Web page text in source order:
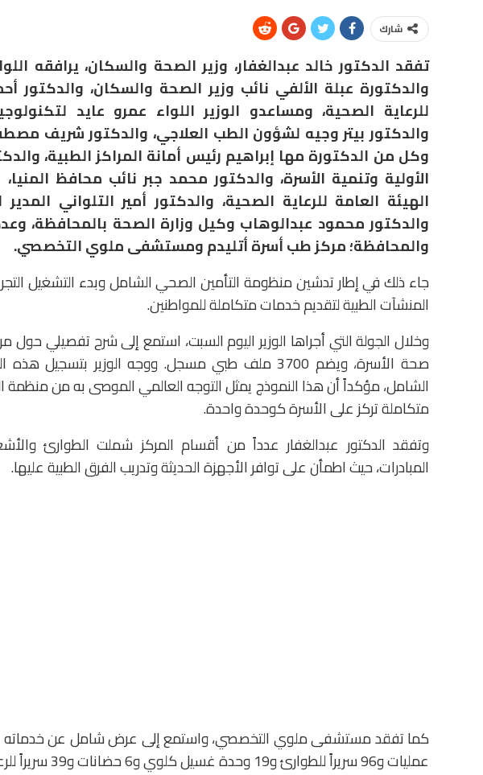
شارك
تفقد الدكتور خالد عبدالغفار، وزير الصحة والسكان، يرافقه
والدكتورة عبلة الألفي نائب وزير الصحة والسكان، والدكتور
للرعاية الصحية، ومساعدو الوزير اللواء عمرو عايد
والدكتور بيتر وجيه لشؤون الطب العلاجي، والدكتور شريف
وكل من الدكتورة مها إبراهيم رئيس أمانة المراكز الطبية،
الأولية وتنمية الأسرة، والدكتور محمد جبر نائب محافظ
الهيئة العامة للرعاية الصحية، والدكتور أمير التلواني
والدكتور محمود عبدالوهاب وكيل وزارة الصحة بالمحافظة، وعدد
والمحافظة؛ مركز طب أسرة أتليدم ومستشفى ملوي التخصصي.
جاء ذلك في إطار تدشين منظومة التأمين الصحي الشامل وبدء التشغيل
المنشآت الطبية لتقديم خدمات متكاملة للمواطنين.
وخلال الجولة التي أجراها الوزير اليوم السبت، استمع إلى شرح تفصيلي
صحة الأسرة، ويضم 3700 ملف طبي مسجل. ووجه الوزير
الشامل، مؤكداً أن هذا النموذج يمثل التوجه العالمي الموصى به من منظمة
متكاملة تركز على الأسرة كوحدة واحدة.
وتفقد الدكتور عبدالغفار عدداً من أقسام المركز شملت الطوارئ
المبادرات، حيث اطمأن على توافر الأجهزة الحديثة وتدريب الفرق الطبية عليها.
عمليات و96 سريراً للطوارئ و19 وحدة غسيل كلوي و6 حضانات و39 سريراً للرعاية المركزة و58 سريراً داخلياً.